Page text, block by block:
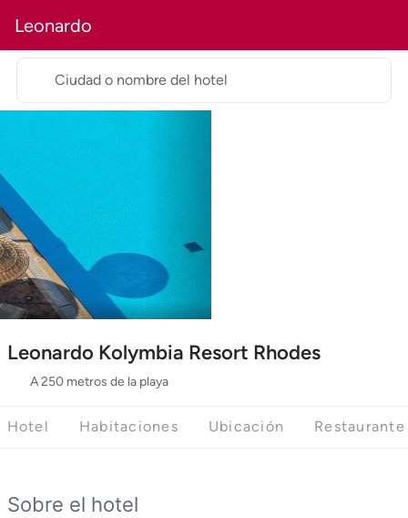
Leonardo
Leonardo Kolymbia Resort Rhodes
A 250 metros de la playa
Ciudad o nombre del hotel
Hotel Habitaciones Ubicación Restaurante
Sobre el hotel